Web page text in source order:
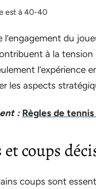
est à 40-40
l’engagement du
à la
l’expérience
les aspects
: Règles de
coups
coups sont